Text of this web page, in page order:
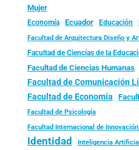
Mujer
Economía Ecuador Educación
Facultad de Arquitectura Diseño y
Facultad de Ciencias de la
Facultad de Ciencias Humanas
Facultad de Comunicación
Facultad de Economía
Facultad de Psicología
Facultad Internacional de Innovación
Identidad Inteligencia Artificial